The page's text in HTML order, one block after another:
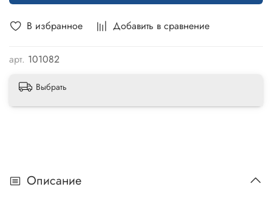
В избранное Добавить в сравнение
арт. 101082
Выбрать
Описание